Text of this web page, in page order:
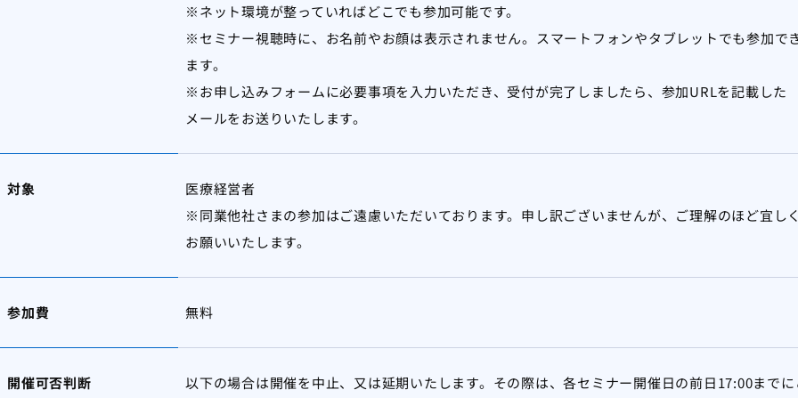
※ネット環境が整っていればどこでも参加可能です。
※セミナー視聴時に、お名前やお顔は表示されません。スマートフォンやタブレットでも参加で
ます。
※お申し込みフォームに必要事項を入力いただき、受付が完了しましたら、参加URLを記載した
メールをお送りいたします。
対象
医療経営者
※同業他社さまの参加はご遠慮いただいております。申し訳ございませんが、ご理解のほど宜し
お願いいたします。
参加費 無料
開催可否判断
以下の場合は開催を中止、又は延期いたします。その際は、各セミナー開催日の前日17:00まで